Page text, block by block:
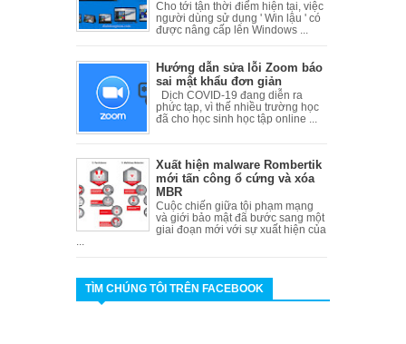
Cho tới tận thời điểm hiện tại, việc
người dùng sử dụng ' Win lậu ' có
được nâng cấp lên Windows ...
Hướng dẫn sửa lỗi Zoom báo
sai mật khẩu đơn giản
Dịch COVID-19 đang diễn ra
phức tạp, vì thế nhiều trường học
đã cho học sinh học tập online ...
Xuất hiện malware Rombertik
mới tấn công ổ cứng và xóa
MBR
Cuộc chiến giữa tội phạm mạng
và giới bảo mật đã bước sang một
giai đoạn mới với sự xuất hiện của
TÌM CHÚNG TÔI TRÊN FACEBOOK